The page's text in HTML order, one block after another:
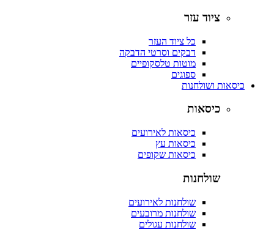
ציוד עזר
כל ציוד העזר
דבקים וסרטי הדבקה
מוטות טלסקופיים
ספוגים
כיסאות ושולחנות
כיסאות
כיסאות לאירועים
כיסאות עץ
כיסאות שקופים
שולחנות
שולחנות לאירועים
שולחנות מרובעים
שולחנות עגולים